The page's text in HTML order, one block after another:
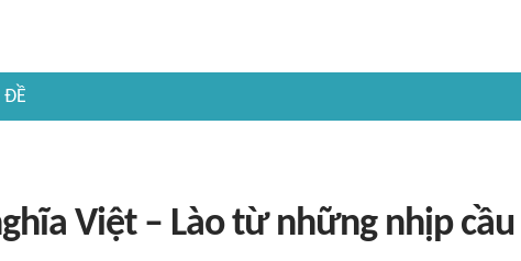
ĐỀ
Việt – Lào từ những nhịp cầu